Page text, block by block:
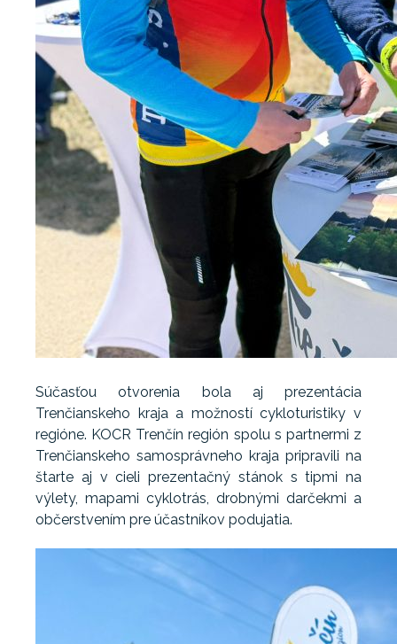
Súčasťou otvorenia bola aj prezentácia
Trenčianskeho kraja a možností cykloturistiky v
regióne. KOCR Trenčín región spolu s partnermi z
Trenčianskeho samosprávneho kraja pripravili na
štarte aj v cieli prezentačný stánok s tipmi na
výlety, mapami cyklotrás, drobnými darčekmi a
občerstvením pre účastníkov podujatia.